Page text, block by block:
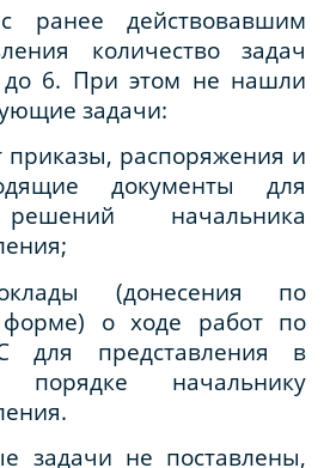
ранее действовавшим
количество задач
до 6. При этом не нашли
задачи:
приказы, распоряжения и
документы для
начальника
(донесения по
форме) о ходе работ по
для представления в
порядке начальнику
не поставлены,